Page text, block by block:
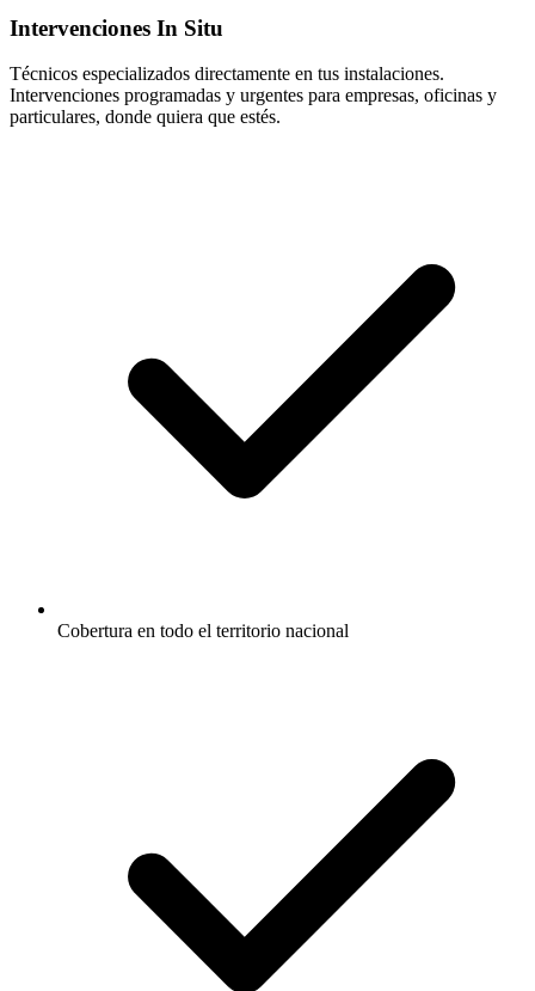
Intervenciones In Situ
Técnicos especializados directamente en tus instalaciones.
Intervenciones programadas y urgentes para empresas, oficinas y
particulares, donde quiera que estés.
Cobertura en todo el territorio nacional